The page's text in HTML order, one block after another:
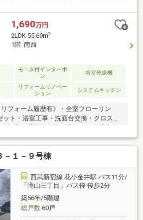
概要・専有面積：55.69㎡・間取り：
鉄筋コンクリート造5階建4階部分・築年
■おすすめポイント・システムキッチン
ングヒーター設置）・陽当たり良好・敷
ご案内・資料請求等お気軽にお問合せく
1,690万円
2LDK 55.69m2
1階 南西
モニタ付インターホ
ン
浴室乾燥機
リフォームリノベー
ション
システムキッチン
リフォーム履歴有》・全室フローリン
ット・浴室工事・洗面台交換・クロス張
徒歩4分■物件概要・専有面積：55.69
2LDK・階数：鉄筋コンクリート造5階建1
月：1969年6月■おすすめポイント・３路
当たり良好・敷地内に公園有ご案内・資
軽にお問合せください。
－１－９号棟
西武新宿線 花小金井駅 バス11分/
「滝山三丁目」バス停 停歩2分
築56年/5階建
総戸数60戸